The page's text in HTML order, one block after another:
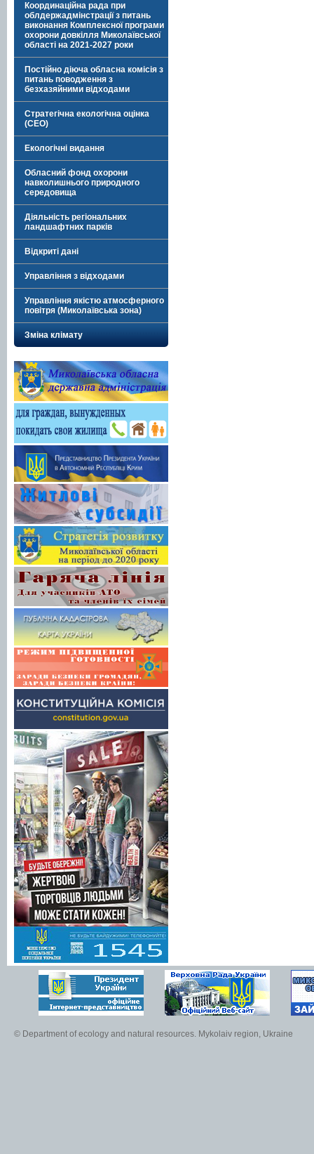
Координаційна рада при
облдержадмінстрації з питань
виконання Комплексної програми
охорони довкілля Миколаївської
області на 2021-2027 роки
Постійно діюча обласна комісія з
питань поводження з
безхазяйними відходами
Стратегічна екологічна оцінка
(СЕО)
Екологічні видання
Обласний фонд охорони
навколишнього природного
середовища
Діяльність регіональних
ландшафтних парків
Відкриті дані
Управління з відходами
Управління якістю атмосферного
повітря (Миколаївська зона)
Зміна клімату
© Department of ecology and natural resources. Mykolaiv region, Ukraine